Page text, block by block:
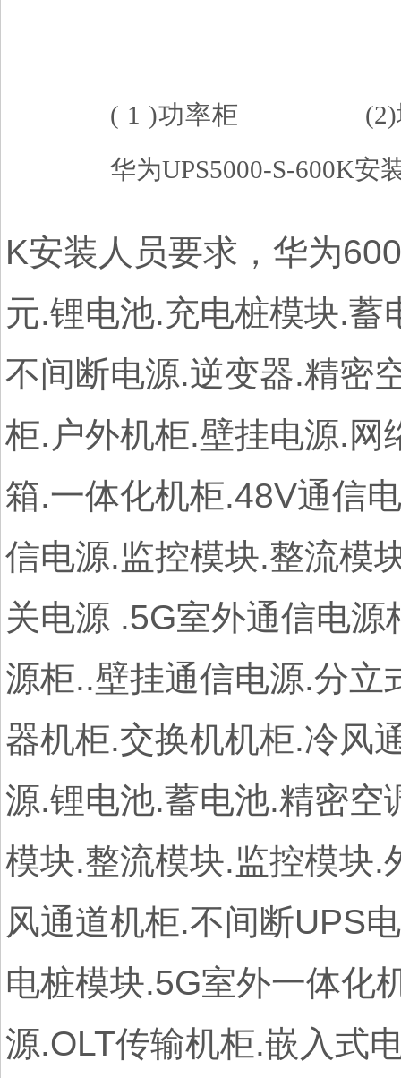
( 1 )功率柜
(2)地脚
华为UPS5000-S-600K安
K安装人员要求，华为
元.锂电池.充电桩模块.
不间断电源.逆变器.精密
柜.户外机柜.壁挂电源.网
箱.一体化机柜.48V通信
信电源.监控模块.整流模
关电源 .5G室外通信电
源柜..壁挂通信电源.分立
器机柜.交换机机柜.冷风
源.锂电池.蓄电池.精密空
模块.整流模块.监控模块.
风通道机柜.不间断UPS
电桩模块.5G室外一体化
源.OLT传输机柜.嵌入式